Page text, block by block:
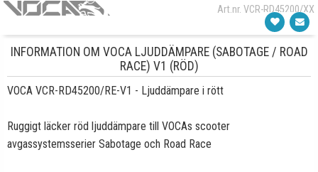
Art.nr. VCR-RD45200/XX
INFORMATION OM VOCA LJUDDÄMPARE (SABOTAGE / ROAD
RACE) V1 (RÖD)
VOCA VCR-RD45200/RE-V1 - Ljuddämpare i rött
Ruggigt läcker röd ljuddämpare till VOCAs scooter
avgassystemsserier Sabotage och Road Race